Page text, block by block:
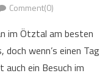
Comment(0)
im Ötztal am besten
wenn’s einen Tag
ein Besuch im